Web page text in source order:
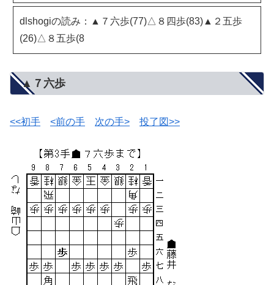
dlshogiの読み：▲７六歩(77)△８四歩(83)▲２五歩
(26)△８五歩(8
▲７六歩
<<初手 <前の手 次の手> 投了図>>